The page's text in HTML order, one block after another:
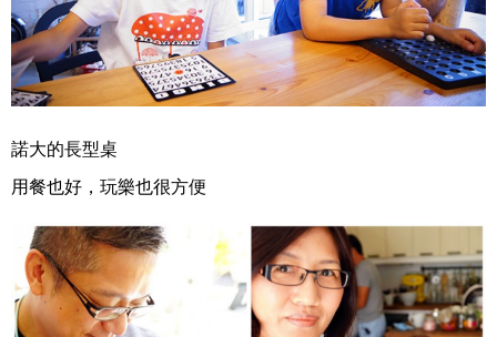
諾大的長型桌
用餐也好，玩樂也很方便